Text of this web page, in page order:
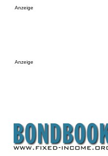
Anzeige
Anzeige